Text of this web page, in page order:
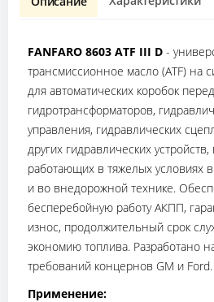
FANFARO 8603 ATF III D -
трансмиссионное масло (ATF) на
для автоматических коробок
гидротрансформаторов,
управления, гидравлических
других гидравлических
работающих в тяжелых условиях
и во внедорожной технике.
бесперебойную работу АКПП,
износ, продолжительный срок
экономию топлива. Разработано
требований концернов GM и Ford.
Применение: